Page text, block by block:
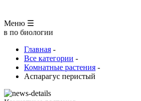
Меню ☰
Главная -
Все категории -
Комнатные растения -
Аспарагус перистый